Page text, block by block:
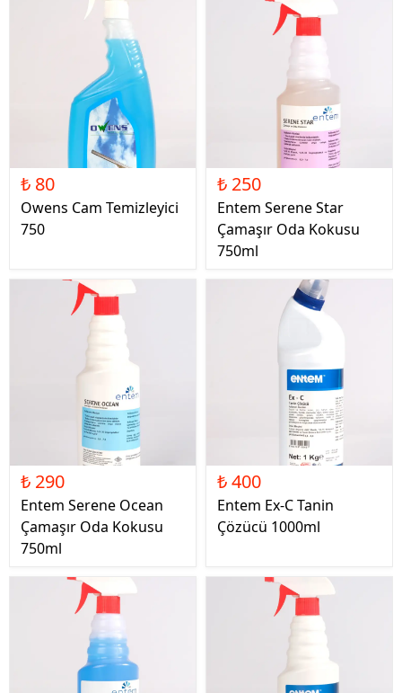
₺ 80
Owens Cam Temizleyici
750
₺ 250
Entem Serene Star
Çamaşır Oda Kokusu
750ml
₺ 290
Entem Serene Ocean
Çamaşır Oda Kokusu
750ml
₺ 400
Entem Ex-C Tanin
Çözücü 1000ml